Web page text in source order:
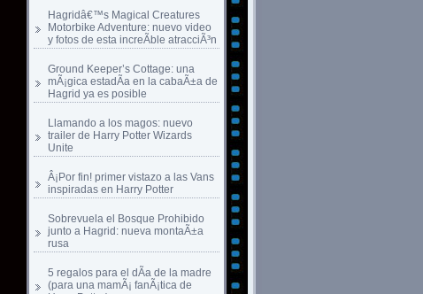
Hagridâ€™s Magical Creatures
Motorbike Adventure: nuevo video
y fotos de esta increÃ­ble atracciÃ³n
Ground Keeper’s Cottage: una
mÃ¡gica estadÃ­a en la cabaÃ±a de
Hagrid ya es posible
Llamando a los magos: nuevo
trailer de Harry Potter Wizards
Unite
Â¡Por fin! primer vistazo a las Vans
inspiradas en Harry Potter
Sobrevuela el Bosque Prohibido
junto a Hagrid: nueva montaÃ±a
rusa
5 regalos para el dÃ­a de la madre
(para una mamÃ¡ fanÃ¡tica de